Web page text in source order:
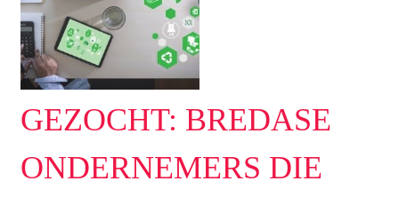
GEZOCHT: BREDASE
ONDERNEMERS DIE